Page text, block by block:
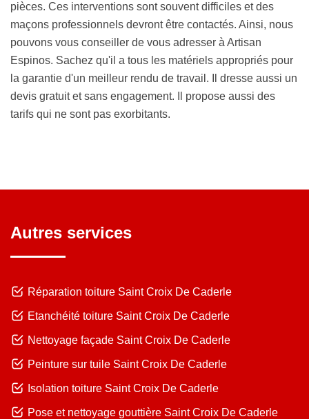
pièces. Ces interventions sont souvent difficiles et des
maçons professionnels devront être contactés. Ainsi, nous
pouvons vous conseiller de vous adresser à Artisan
Espinos. Sachez qu'il a tous les matériels appropriés pour
la garantie d'un meilleur rendu de travail. Il dresse aussi un
devis gratuit et sans engagement. Il propose aussi des
tarifs qui ne sont pas exorbitants.
Autres services
Réparation toiture Saint Croix De Caderle
Etanchéité toiture Saint Croix De Caderle
Nettoyage façade Saint Croix De Caderle
Peinture sur tuile Saint Croix De Caderle
Isolation toiture Saint Croix De Caderle
Pose et nettoyage gouttière Saint Croix De Caderle